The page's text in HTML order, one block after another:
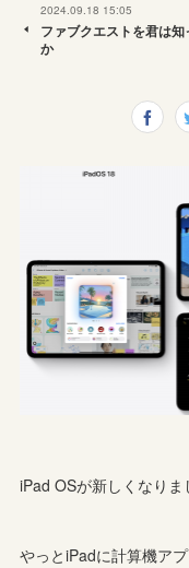
2024.09.18 15:05
ファブクエストを君は知
か
iPad OSが新しくなりま
やっとiPadに計算機ア